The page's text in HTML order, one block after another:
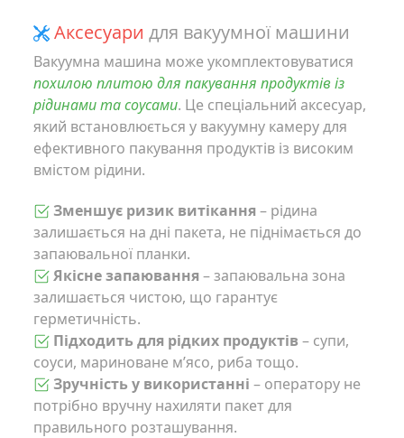
Аксесуари для вакуумної машини
Вакуумна машина може укомплектовуватися
похилою плитою для пакування продуктів із
рідинами та соусами. Це спеціальний аксесуар,
який встановлюється у вакуумну камеру для
ефективного пакування продуктів із високим
вмістом рідини.
Зменшує ризик витікання– рідина
залишається на дні пакета, не піднімається до
запаювальної планки.
Якісне запаювання– запаювальна зона
залишається чистою, що гарантує
герметичність.
Підходить для рідких продуктів – супи,
соуси, мариноване м’ясо, риба тощо.
Зручність у використанні – оператору не
потрібно вручну нахиляти пакет для
правильного розташування.